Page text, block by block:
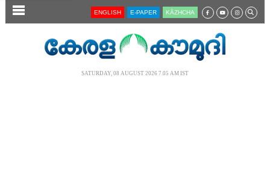
SECTIONS ENGLISH E-PAPER KĀZHCHA
SATURDAY, 08 AUGUST 2026 7.05 AM IST